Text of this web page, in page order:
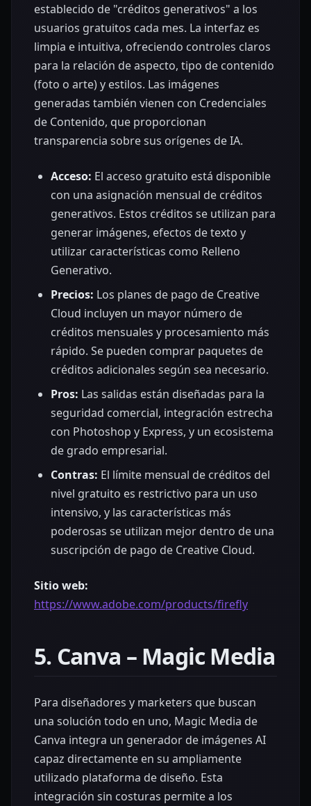
establecido de "créditos generativos" a los
usuarios gratuitos cada mes. La interfaz es
limpia e intuitiva, ofreciendo controles claros
para la relación de aspecto, tipo de contenido
(foto o arte) y estilos. Las imágenes
generadas también vienen con Credenciales
de Contenido, que proporcionan
transparencia sobre sus orígenes de IA.
Acceso: El acceso gratuito está disponible
con una asignación mensual de créditos
generativos. Estos créditos se utilizan para
generar imágenes, efectos de texto y
utilizar características como Relleno
Generativo.
Precios: Los planes de pago de Creative
Cloud incluyen un mayor número de
créditos mensuales y procesamiento más
rápido. Se pueden comprar paquetes de
créditos adicionales según sea necesario.
Pros: Las salidas están diseñadas para la
seguridad comercial, integración estrecha
con Photoshop y Express, y un ecosistema
de grado empresarial.
Contras: El límite mensual de créditos del
nivel gratuito es restrictivo para un uso
intensivo, y las características más
poderosas se utilizan mejor dentro de una
suscripción de pago de Creative Cloud.
Sitio web:
https://www.adobe.com/products/firefly
5. Canva – Magic Media
Para diseñadores y marketers que buscan
una solución todo en uno, Magic Media de
Canva integra un generador de imágenes AI
capaz directamente en su ampliamente
utilizado plataforma de diseño. Esta
integración sin costuras permite a los